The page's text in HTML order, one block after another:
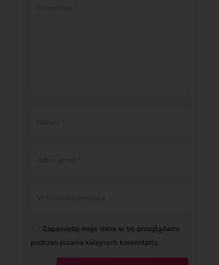
Zapamiętaj moje dane w tej przeglądarce
podczas pisania kolejnych komentarzy.